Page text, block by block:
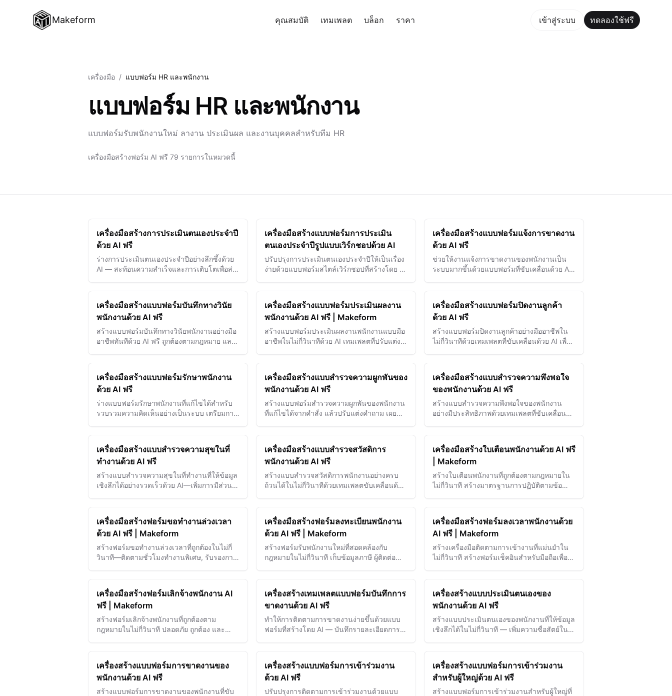
Makeform คุณสมบัติ เทมเพลต บล็อก ราคา เข้าสู่ระบบ ทดลองใช้ฟรี
เครื่องมือ / แบบฟอร์ม HR และพนักงาน
แบบฟอร์ม HR และพนักงาน
แบบฟอร์มรับพนักงานใหม่ ลางาน ประเมินผล และงานบุคคลสำหรับทีม HR
เครื่องมือสร้างฟอร์ม AI ฟรี 79 รายการในหมวดนี้
เครื่องมือสร้างการประเมินตนเองประจำปี
ด้วย AI ฟรี
ร่างการประเมินตนเองประจำปีอย่างลึกซึ้งด้วย
AI — สะท้อนความสำเร็จและการเติบโตเพื่อส่ง
เครื่องมือสร้างแบบฟอร์มการประเมิน
ตนเองประจำปีรูปแบบเวิร์กชอปด้วย AI
ปรับปรุงการประเมินตนเองประจำปีให้เป็นเรื่อง
ง่ายด้วยแบบฟอร์มสไตล์เวิร์กชอปที่สร้างโดย AI
เครื่องมือสร้างแบบฟอร์มแจ้งการขาดงาน
ด้วย AI ฟรี
ช่วยให้งานแจ้งการขาดงานของพนักงานเป็น
ระบบมากขึ้นด้วยแบบฟอร์มที่ขับเคลื่อนด้วย AI
เครื่องมือสร้างแบบฟอร์มบันทึกทางวินัย
พนักงานด้วย AI ฟรี
สร้างแบบฟอร์มบันทึกทางวินัยพนักงานอย่างมือ
อาชีพทันทีด้วย AI ฟรี ถูกต้องตามกฎหมาย และ
เครื่องมือสร้างแบบฟอร์มประเมินผลงาน
พนักงานด้วย AI ฟรี | Makeform
สร้างแบบฟอร์มประเมินผลงานพนักงานแบบมือ
อาชีพในไม่กี่วินาทีด้วย AI เทมเพลตที่ปรับแต่ง
เครื่องมือสร้างแบบฟอร์มปิดงานลูกค้า
ด้วย AI ฟรี
สร้างแบบฟอร์มปิดงานลูกค้าอย่างมืออาชีพใน
ไม่กี่วินาทีด้วยเทมเพลตที่ขับเคลื่อนด้วย AI เพื่อ
เครื่องมือสร้างแบบฟอร์มรักษาพนักงาน
ด้วย AI ฟรี
ร่างแบบฟอร์มรักษาพนักงานที่แก้ไขได้สำหรับ
รวบรวมความคิดเห็นอย่างเป็นระบบ เตรียมการ
เครื่องมือสร้างแบบสำรวจความผูกพันของ
พนักงานด้วย AI ฟรี
สร้างแบบฟอร์มสำรวจความผูกพันของพนักงาน
ที่แก้ไขได้จากคำสั่ง แล้วปรับแต่งคำถาม เผย
เครื่องมือสร้างแบบสำรวจความพึงพอใจ
ของพนักงานด้วย AI ฟรี
สร้างแบบสำรวจความพึงพอใจของพนักงาน
อย่างมีประสิทธิภาพด้วยเทมเพลตที่ขับเคลื่อน
เครื่องมือสร้างแบบสำรวจความสุขในที่
ทำงานด้วย AI ฟรี
สร้างแบบสำรวจความสุขในที่ทำงานที่ให้ข้อมูล
เชิงลึกได้อย่างรวดเร็วด้วย AI—เพิ่มการมีส่วน
เครื่องมือสร้างแบบสำรวจสวัสดิการ
พนักงานด้วย AI ฟรี
สร้างแบบสำรวจสวัสดิการพนักงานอย่างครบ
ถ้วนได้ในไม่กี่วินาทีด้วยเทมเพลตขับเคลื่อนด้วย
คุณ
เครื่องมือสร้างใบเตือนพนักงานด้วย AI ฟรี
| Makeform
สร้างใบเตือนพนักงานที่ถูกต้องตามกฎหมายใน
ไม่กี่วินาที สร้างมาตรฐานการปฏิบัติตามข้อ
เครื่องมือสร้างฟอร์มขอทำงานล่วงเวลา
ด้วย AI ฟรี | Makeform
สร้างฟอร์มขอทำงานล่วงเวลาที่ถูกต้องในไม่กี่
วินาที—ติดตามชั่วโมงทำงานพิเศษ, รับรองการ
เครื่องมือสร้างฟอร์มลงทะเบียนพนักงาน
ด้วย AI ฟรี | Makeform
สร้างฟอร์มรับพนักงานใหม่ที่สอดคล้องกับ
กฎหมายในไม่กี่วินาที เก็บข้อมูลภาษี ผู้ติดต่อ
เครื่องมือสร้างฟอร์มลงเวลาพนักงานด้วย
AI ฟรี | Makeform
สร้างเครื่องมือติดตามการเข้างานที่แม่นยำใน
ไม่กี่วินาที สร้างฟอร์มเช็คอินสำหรับมือถือเพื่อ
เครื่องมือสร้างฟอร์มเลิกจ้างพนักงาน AI
ฟรี | Makeform
สร้างฟอร์มเลิกจ้างพนักงานที่ถูกต้องตาม
กฎหมายในไม่กี่วินาที ปลอดภัย ถูกต้อง และ
เครื่องสร้างเทมเพลตแบบฟอร์มบันทึกการ
ขาดงานด้วย AI ฟรี
ทำให้การติดตามการขาดงานง่ายขึ้นด้วยแบบ
ฟอร์มที่สร้างโดย AI — บันทึกรายละเอียดการ
เครื่องสร้างแบบประเมินตนเองของ
พนักงานด้วย AI ฟรี
สร้างแบบประเมินตนเองของพนักงานที่ให้ข้อมูล
เชิงลึกได้ในไม่กี่วินาที — เพิ่มความซื่อสัตย์ใน
เครื่องสร้างแบบฟอร์มการขาดงานของ
พนักงานด้วย AI ฟรี
สร้างแบบฟอร์มการขาดงานของพนักงานที่ขับ
เครื่องสร้างแบบฟอร์มการเข้าร่วมงาน
ด้วย AI ฟรี
ปรับปรุงการติดตามการเข้าร่วมงานด้วยแบบ
เครื่องสร้างแบบฟอร์มการเข้าร่วมงาน
สำหรับผู้ใหญ่ด้วย AI ฟรี
สร้างแบบฟอร์มการเข้าร่วมงานสำหรับผู้ใหญ่ที่